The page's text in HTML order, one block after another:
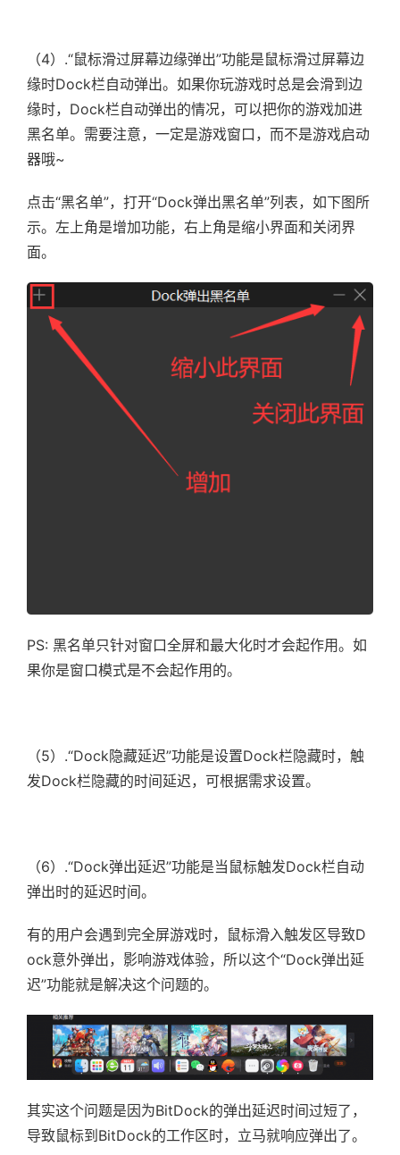
（4）.“鼠标滑过屏幕边缘弹出”功能是鼠标滑过屏幕边
缘时Dock栏自动弹出。如果你玩游戏时总是会滑到边
缘时，Dock栏自动弹出的情况，可以把你的游戏加进
黑名单。需要注意，一定是游戏窗口，而不是游戏启动
器哦~
点击“黑名单”，打开“Dock弹出黑名单”列表，如下图所
示。左上角是增加功能，右上角是缩小界面和关闭界
面。
PS: 黑名单只针对窗口全屏和最大化时才会起作用。如
果你是窗口模式是不会起作用的。
（5）.“Dock隐藏延迟”功能是设置Dock栏隐藏时，触
发Dock栏隐藏的时间延迟，可根据需求设置。
（6）.“Dock弹出延迟”功能是当鼠标触发Dock栏自动
弹出时的延迟时间。
有的用户会遇到完全屏游戏时，鼠标滑入触发区导致D
ock意外弹出，影响游戏体验，所以这个“Dock弹出延
迟”功能就是解决这个问题的。
其实这个问题是因为BitDock的弹出延迟时间过短了，
导致鼠标到BitDock的工作区时，立马就响应弹出了。